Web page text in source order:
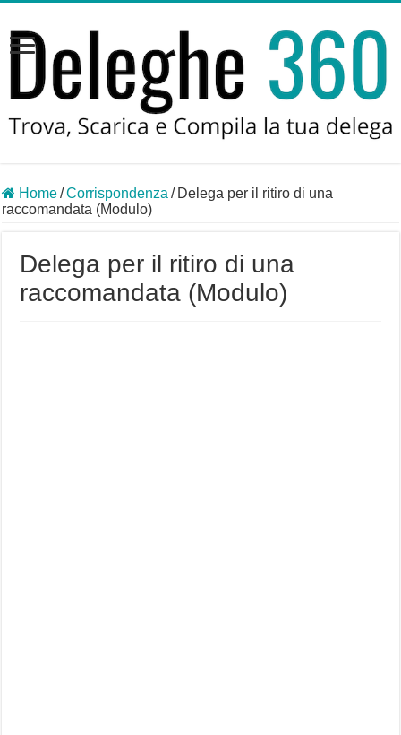
Home/Corrispondenza / Delega per il ritiro di una
raccomandata (Modulo)
Delega per il ritiro di una
raccomandata (Modulo)